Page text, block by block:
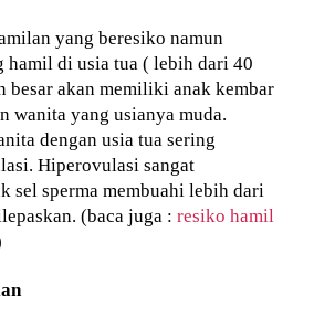
yang beresiko namun
di usia tua ( lebih dari 40
besar akan memiliki anak kembar
wanita yang usianya muda.
dengan usia tua sering
Hiperovulasi sangat
sel sperma membuahi lebih dari
(baca juga :resiko hamil